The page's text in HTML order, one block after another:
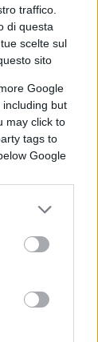
traffico.
di questa
scelte sul
sito
Google
but
may click to
tags to
Google
anche
volta
di
Ci
di
sera su
questa